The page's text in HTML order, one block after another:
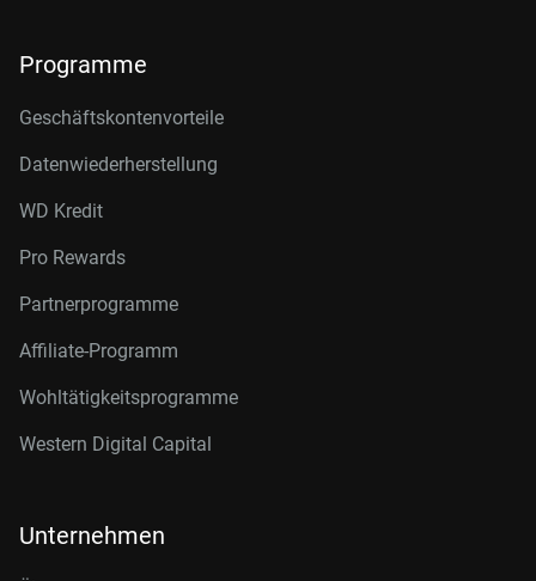
Programme
Geschäftskontenvorteile
Datenwiederherstellung
WD Kredit
Pro Rewards
Partnerprogramme
Affiliate-Programm
Wohltätigkeitsprogramme
Western Digital Capital
Unternehmen